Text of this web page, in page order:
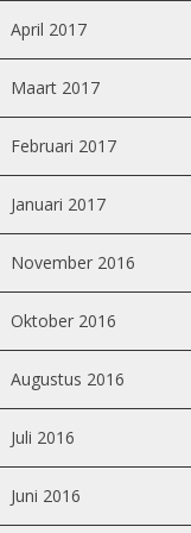
April 2017
Maart 2017
Februari 2017
Januari 2017
November 2016
Oktober 2016
Augustus 2016
Juli 2016
Juni 2016